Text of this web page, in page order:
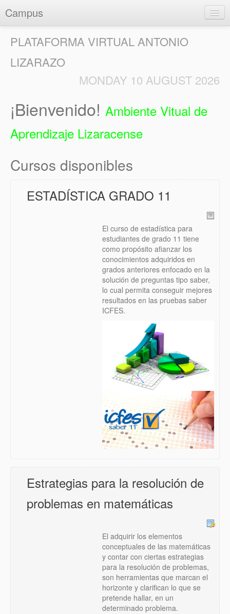
Campus
PLATAFORMA VIRTUAL ANTONIO
LIZARAZO
MONDAY 10 AUGUST 2026
¡Bienvenido! Ambiente Vitual de
Aprendizaje Lizaracense
Cursos disponibles
ESTADÍSTICA GRADO 11
El curso de estadística para
estudiantes de grado 11 tiene
como propósito afianzar los
conocimientos adquiridos en
grados anteriores enfocado en la
solución de preguntas tipo saber,
lo cual permita conseguir mejores
resultados en las pruebas saber
ICFES.
Estrategias para la resolución de
problemas en matemáticas
El adquirir los elementos
conceptuales de las matemáticas
y contar con ciertas estrategias
para la resolución de problemas,
son herramientas que marcan el
horizonte y clarifican lo que se
pretende hallar, en un
determinado problema.